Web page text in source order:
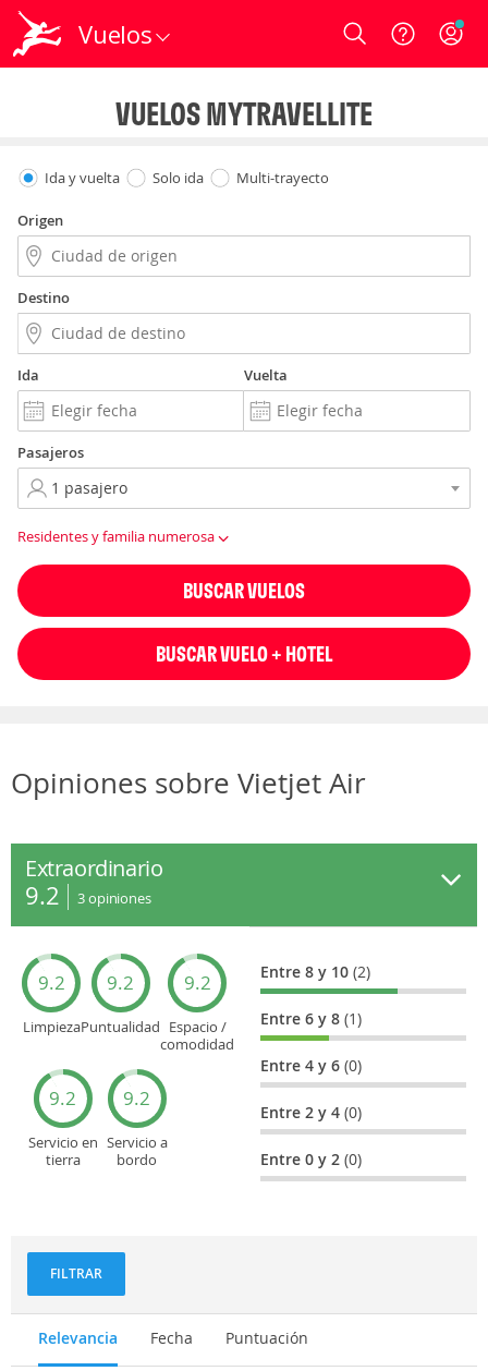
Vuelos Login
VUELOS MYTRAVELLITE
Ida y vuelta Solo ida Multi-trayecto
Origen
Destino
Ida Vuelta
Pasajeros
Residentes y familia numerosa
BUSCAR VUELOS
BUSCAR VUELO + HOTEL
Opiniones sobre Vietjet Air
Extraordinario
9.2 3opiniones
9.2
Limpieza
9.2
Puntualidad
9.2
Espacio /
comodidad
9.2
Servicio en
tierra
9.2
Servicio a
bordo
Entre 8 y 10(2)
Entre 6 y 8(1)
Entre 4 y 6(0)
Entre 2 y 4(0)
Entre 0 y 2(0)
FILTRAR
Relevancia Fecha Puntuación